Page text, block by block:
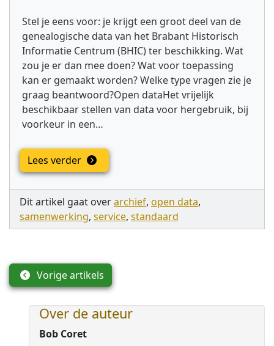
Stel je eens voor: je krijgt een groot deel van de
genealogische data van het Brabant Historisch
Informatie Centrum (BHIC) ter beschikking. Wat
zou je er dan mee doen? Wat voor toepassing
kan er gemaakt worden? Welke type vragen zie je
graag beantwoord?Open dataHet vrijelijk
beschikbaar stellen van data voor hergebruik, bij
voorkeur in een…
Lees verder
Dit artikel gaat overarchief, open data,
samenwerking, service, standaard
Vorige artikels
Over de auteur
Bob Coret